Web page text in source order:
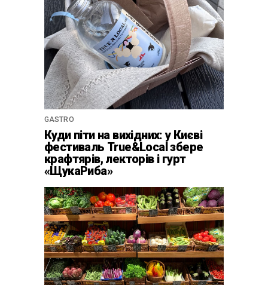
GASTRO
Куди піти на вихідних: у Києві
фестиваль True&Local збере
крафтярів, лекторів і гурт
«ЩукаРиба»